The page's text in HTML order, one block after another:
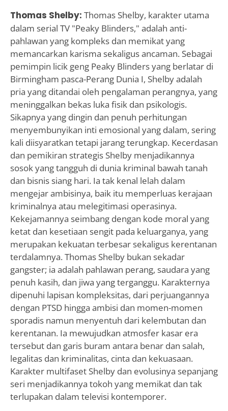
Thomas Shelby: Thomas Shelby, karakter utama
dalam serial TV "Peaky Blinders," adalah anti-
pahlawan yang kompleks dan memikat yang
memancarkan karisma sekaligus ancaman. Sebagai
pemimpin licik geng Peaky Blinders yang berlatar di
Birmingham pasca-Perang Dunia I, Shelby adalah
pria yang ditandai oleh pengalaman perangnya, yang
meninggalkan bekas luka fisik dan psikologis.
Sikapnya yang dingin dan penuh perhitungan
menyembunyikan inti emosional yang dalam, sering
kali diisyaratkan tetapi jarang terungkap. Kecerdasan
dan pemikiran strategis Shelby menjadikannya
sosok yang tangguh di dunia kriminal bawah tanah
dan bisnis siang hari. Ia tak kenal lelah dalam
mengejar ambisinya, baik itu memperluas kerajaan
kriminalnya atau melegitimasi operasinya.
Kekejamannya seimbang dengan kode moral yang
ketat dan kesetiaan sengit pada keluarganya, yang
merupakan kekuatan terbesar sekaligus kerentanan
terdalamnya. Thomas Shelby bukan sekadar
gangster; ia adalah pahlawan perang, saudara yang
penuh kasih, dan jiwa yang terganggu. Karakternya
dipenuhi lapisan kompleksitas, dari perjuangannya
dengan PTSD hingga ambisi dan momen-momen
sporadis namun menyentuh dari kelembutan dan
kerentanan. Ia mewujudkan atmosfer kasar era
tersebut dan garis buram antara benar dan salah,
legalitas dan kriminalitas, cinta dan kekuasaan.
Karakter multifaset Shelby dan evolusinya sepanjang
seri menjadikannya tokoh yang memikat dan tak
terlupakan dalam televisi kontemporer.